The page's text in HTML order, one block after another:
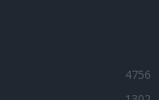
4756